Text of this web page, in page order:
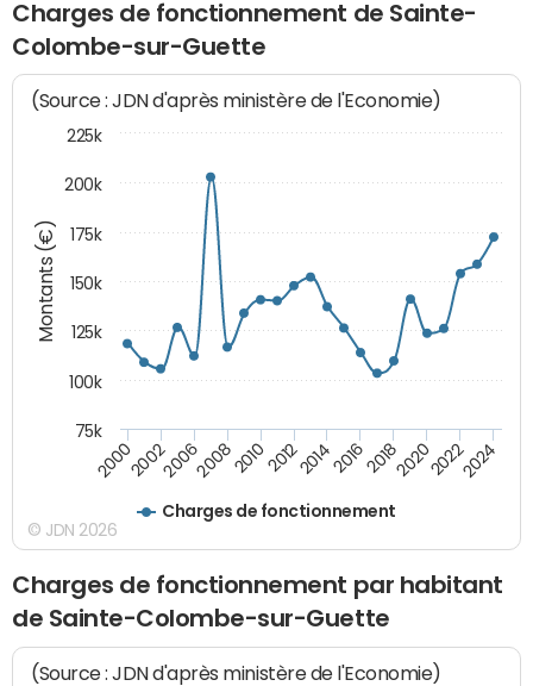
Charges de fonctionnement de Sainte-
Colombe-sur-Guette
Montants (€)
(Source : JDN d'après ministère de l'Economie)
Charges de fonctionnement
200020022006200820102012201420162018202020222024
75k
100k
125k
150k
175k
200k
225k
© JDN 2026
Charges de fonctionnement par habitant
de Sainte-Colombe-sur-Guette
(Source : JDN d'après ministère de l'Economie)